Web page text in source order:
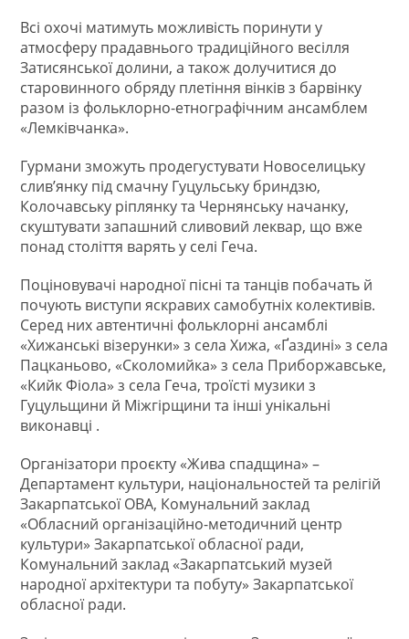
Всі охочі матимуть можливість поринути у
атмосферу прадавнього традиційного весілля
Затисянської долини, а також долучитися до
старовинного обряду плетіння вінків з барвінку
разом із фольклорно-етнографічним ансамблем
«Лемківчанка».
Гурмани зможуть продегустувати Новоселицьку
слив’янку під смачну Гуцульську бриндзю,
Колочавську ріплянку та Чернянську начанку,
скуштувати запашний сливовий леквар, що вже
понад століття варять у селі Геча.
Поціновувачі народної пісні та танців побачать й
почують виступи яскравих самобутніх колективів.
Серед них автентичні фольклорні ансамблі
«Хижанські візерунки» з села Хижа, «Ґаздині» з села
Пацканьово, «Сколомийка» з села Приборжавське,
«Кийк Фіола» з села Геча, троїсті музики з
Гуцульщини й Міжгірщини та інші унікальні
виконавці .
Організатори проєкту «Жива спадщина» –
Департамент культури, національностей та релігій
Закарпатської ОВА, Комунальний заклад
«Обласний організаційно-методичний центр
культури» Закарпатської обласної ради,
Комунальний заклад «Закарпатський музей
народної архітектури та побуту» Закарпатської
обласної ради.